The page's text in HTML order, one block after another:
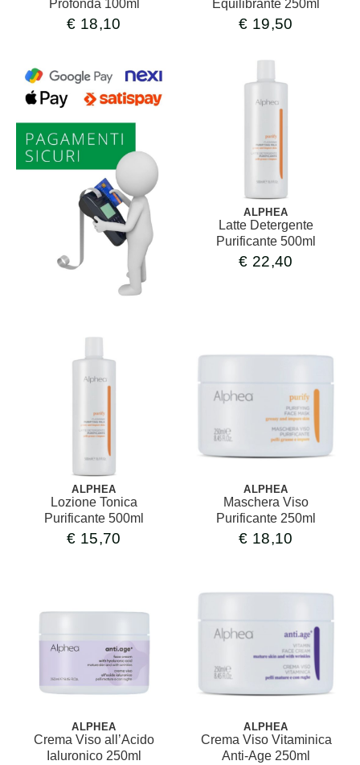
Profonda 100ml
€ 18,10
Equilibrante 250ml
€ 19,50
ALPHEA
Latte Detergente
Purificante 500ml
€ 22,40
ALPHEA
Lozione Tonica
Purificante 500ml
€ 15,70
ALPHEA
Maschera Viso
Purificante 250ml
€ 18,10
ALPHEA
Crema Viso all’Acido
Ialuronico 250ml
ALPHEA
Crema Viso Vitaminica
Anti-Age 250ml